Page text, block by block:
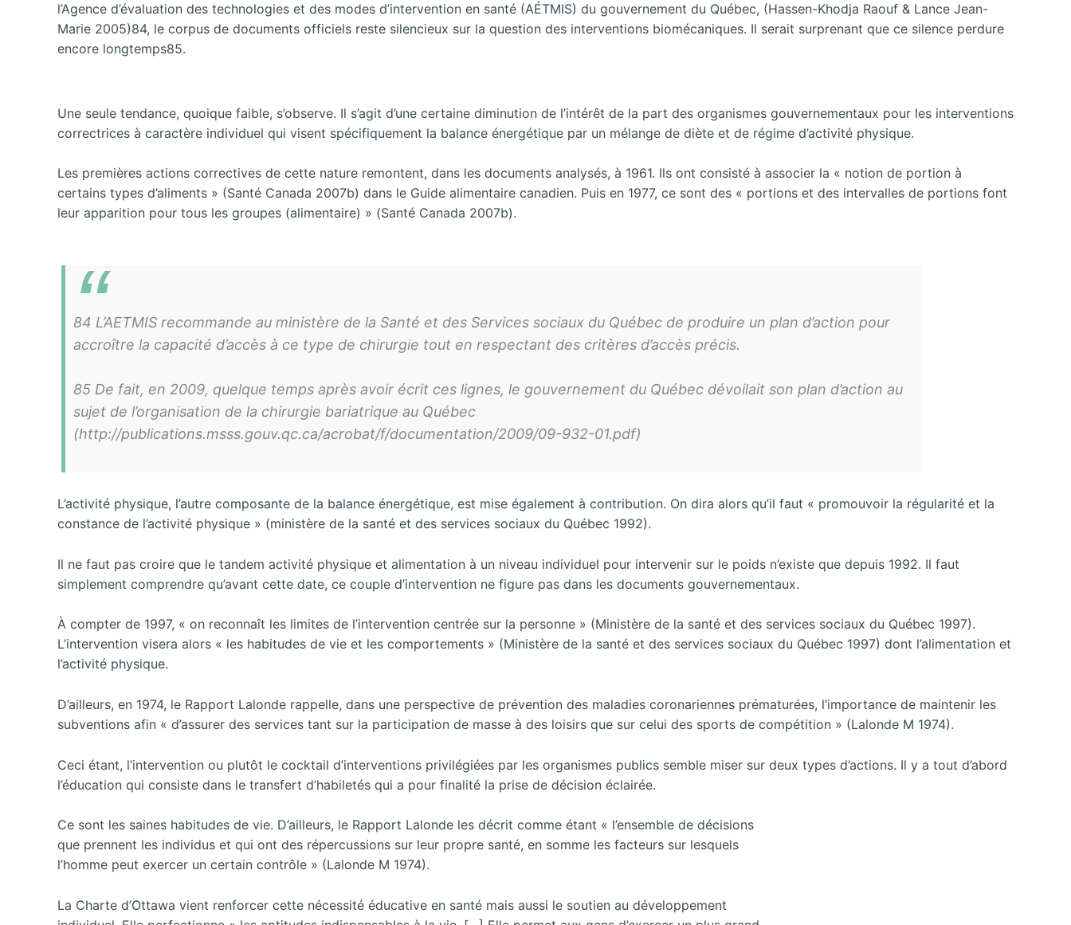
l’Agence d’évaluation des technologies et des modes d’intervention en santé (AÉTMIS) du gouvernement du Québec, (Hassen-Khodja Raouf & Lance Jean-
Marie 2005)84, le corpus de documents officiels reste silencieux sur la question des interventions biomécaniques. Il serait surprenant que ce silence perdure
encore longtemps85.
Une seule tendance, quoique faible, s’observe. Il s’agit d’une certaine diminution de l’intérêt de la part des organismes gouvernementaux pour les interventions
correctrices à caractère individuel qui visent spécifiquement la balance énergétique par un mélange de diète et de régime d’activité physique.
Les premières actions correctives de cette nature remontent, dans les documents analysés, à 1961. Ils ont consisté à associer la « notion de portion à
certains types d’aliments » (Santé Canada 2007b) dans le Guide alimentaire canadien. Puis en 1977, ce sont des « portions et des intervalles de portions font
leur apparition pour tous les groupes (alimentaire) » (Santé Canada 2007b).
84 L’AETMIS recommande au ministère de la Santé et des Services sociaux du Québec de produire un plan d’action pour
accroître la capacité d’accès à ce type de chirurgie tout en respectant des critères d’accès précis.
85 De fait, en 2009, quelque temps après avoir écrit ces lignes, le gouvernement du Québec dévoilait son plan d’action au
sujet de l’organisation de la chirurgie bariatrique au Québec
(http://publications.msss.gouv.qc.ca/acrobat/f/documentation/2009/09-932-01.pdf)
L’activité physique, l’autre composante de la balance énergétique, est mise également à contribution. On dira alors qu’il faut « promouvoir la régularité et la
constance de l’activité physique » (ministère de la santé et des services sociaux du Québec 1992).
Il ne faut pas croire que le tandem activité physique et alimentation à un niveau individuel pour intervenir sur le poids n’existe que depuis 1992. Il faut
simplement comprendre qu’avant cette date, ce couple d’intervention ne figure pas dans les documents gouvernementaux.
À compter de 1997, « on reconnaît les limites de l’intervention centrée sur la personne » (Ministère de la santé et des services sociaux du Québec 1997).
L’intervention visera alors « les habitudes de vie et les comportements » (Ministère de la santé et des services sociaux du Québec 1997) dont l’alimentation et
l’activité physique.
D’ailleurs, en 1974, le Rapport Lalonde rappelle, dans une perspective de prévention des maladies coronariennes prématurées, l’importance de maintenir les
subventions afin « d’assurer des services tant sur la participation de masse à des loisirs que sur celui des sports de compétition » (Lalonde M 1974).
Ceci étant, l’intervention ou plutôt le cocktail d’interventions privilégiées par les organismes publics semble miser sur deux types d’actions. Il y a tout d’abord
l’éducation qui consiste dans le transfert d’habiletés qui a pour finalité la prise de décision éclairée.
Ce sont les saines habitudes de vie. D’ailleurs, le Rapport Lalonde les décrit comme étant « l’ensemble de décisions
que prennent les individus et qui ont des répercussions sur leur propre santé, en somme les facteurs sur lesquels
l’homme peut exercer un certain contrôle » (Lalonde M 1974).
La Charte d’Ottawa vient renforcer cette nécessité éducative en santé mais aussi le soutien au développement